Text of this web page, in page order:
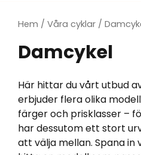
Hem / Våra cyklar /
Damcykel
Här hittar du vårt utbud
erbjuder flera olika
färger och prisklasser –
har dessutom ett stort
att välja mellan. Spana